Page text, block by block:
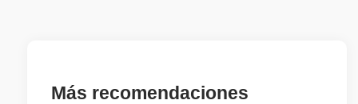
Más recomendaciones